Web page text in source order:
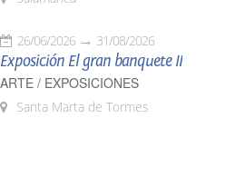
26/06/2026 31/08/2026
Exposición El gran banquete II
ARTE / EXPOSICIONES
Santa Marta de Tormes